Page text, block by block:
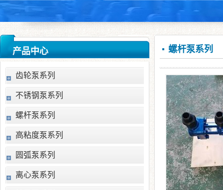
螺杆泵系列
产品中心
齿轮泵系列
不锈钢泵系列
螺杆泵系列
高粘度泵系列
圆弧泵系列
离心泵系列